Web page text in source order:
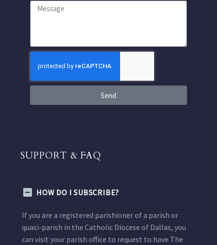
Send
SUPPORT & FAQ
HOW DO I SUBSCRIBE?
If you are a registered parishioner of a parish or
quasi-parish in the Catholic Diocese of Dallas, you
can visit your parish office to request to have The